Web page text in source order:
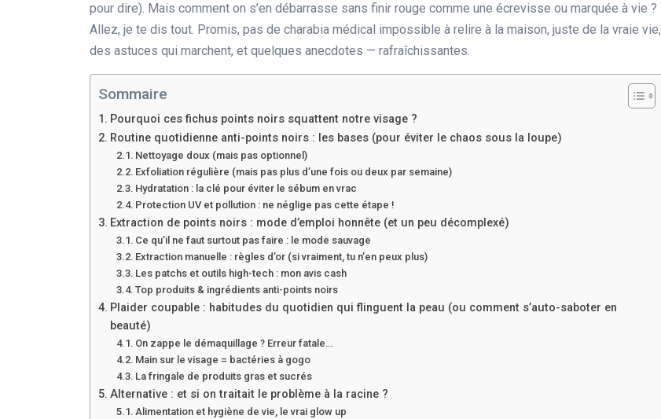
pour dire). Mais comment on s’en débarrasse sans finir rouge comme une écrevisse ou marquée à vie ?
Allez, je te dis tout. Promis, pas de charabia médical impossible à relire à la maison, juste de la vraie vie,
des astuces qui marchent, et quelques anecdotes — rafraîchissantes.
Sommaire
Pourquoi ces fichus points noirs squattent notre visage ?
Routine quotidienne anti-points noirs : les bases (pour éviter le chaos sous la loupe)
Nettoyage doux (mais pas optionnel)
Exfoliation régulière (mais pas plus d’une fois ou deux par semaine)
Hydratation : la clé pour éviter le sébum en vrac
Protection UV et pollution : ne néglige pas cette étape !
Extraction de points noirs : mode d’emploi honnête (et un peu décomplexé)
Ce qu’il ne faut surtout pas faire : le mode sauvage
Extraction manuelle : règles d’or (si vraiment, tu n’en peux plus)
Les patchs et outils high-tech : mon avis cash
Top produits & ingrédients anti-points noirs
Plaider coupable : habitudes du quotidien qui flinguent la peau (ou comment s’auto-saboter en
beauté)
On zappe le démaquillage ? Erreur fatale…
Main sur le visage = bactéries à gogo
La fringale de produits gras et sucrés
Alternative : et si on traitait le problème à la racine ?
Alimentation et hygiène de vie, le vrai glow up